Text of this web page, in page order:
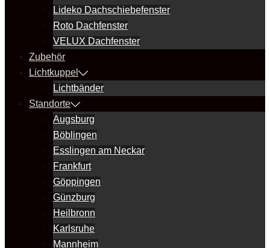
Lideko Dachschiebefenster
Roto Dachfenster
VELUX Dachfenster
Zubehör
Lichtkuppel
Lichtbänder
Standorte
Augsburg
Böblingen
Esslingen am Neckar
Frankfurt
Göppingen
Günzburg
Heilbronn
Karlsruhe
Mannheim